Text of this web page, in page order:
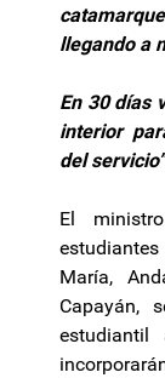
llegando a
En 30 días
interior
del servicio”
El
María,
Capayán,